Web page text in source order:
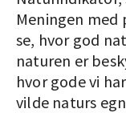
Meningen
se, hvor god
naturen er
hvor gode vi
vilde naturs